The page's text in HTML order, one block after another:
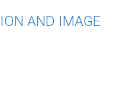
AND IMAGE